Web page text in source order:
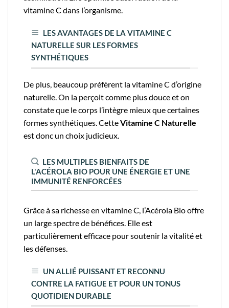
vitamine C dans l’organisme.
LES AVANTAGES DE LA VITAMINE C
NATURELLE SUR LES FORMES
SYNTHÉTIQUES
De plus, beaucoup préfèrent la vitamine C d’origine
naturelle. On la perçoit comme plus douce et on
constate que le corps l’intègre mieux que certaines
formes synthétiques. CetteVitamine C Naturelle
est donc un choix judicieux.
LES MULTIPLES BIENFAITS DE
L'ACÉROLA BIO POUR UNE ÉNERGIE ET UNE
IMMUNITÉ RENFORCÉES
Grâce à sa richesse en vitamine C, l’Acérola Bio offre
un large spectre de bénéfices. Elle est
particulièrement efficace pour soutenir la vitalité et
les défenses.
UN ALLIÉ PUISSANT ET RECONNU
CONTRE LA FATIGUE ET POUR UN TONUS
QUOTIDIEN DURABLE